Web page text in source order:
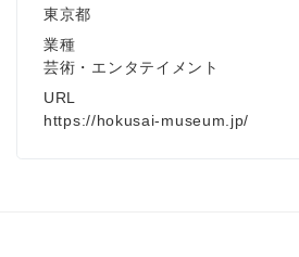
東京都
業種
芸術・エンタテイメント
URL
https://hokusai-museum.jp/
English